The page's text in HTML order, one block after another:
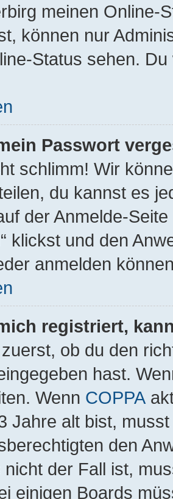
meinen Online-
können nur
Status sehen.
Passwort
schlimm! Wir
du kannst es
der Anmelde-
klickst und den
anmelden
registriert,
ob du den
hast.
Wenn COPPA
Jahre alt bist,
den
nicht der Fall ist,
einigen Boards